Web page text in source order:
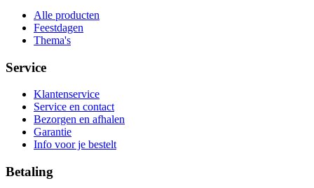
Alle producten
Feestdagen
Thema's
Service
Klantenservice
Service en contact
Bezorgen en afhalen
Garantie
Info voor je bestelt
Betaling